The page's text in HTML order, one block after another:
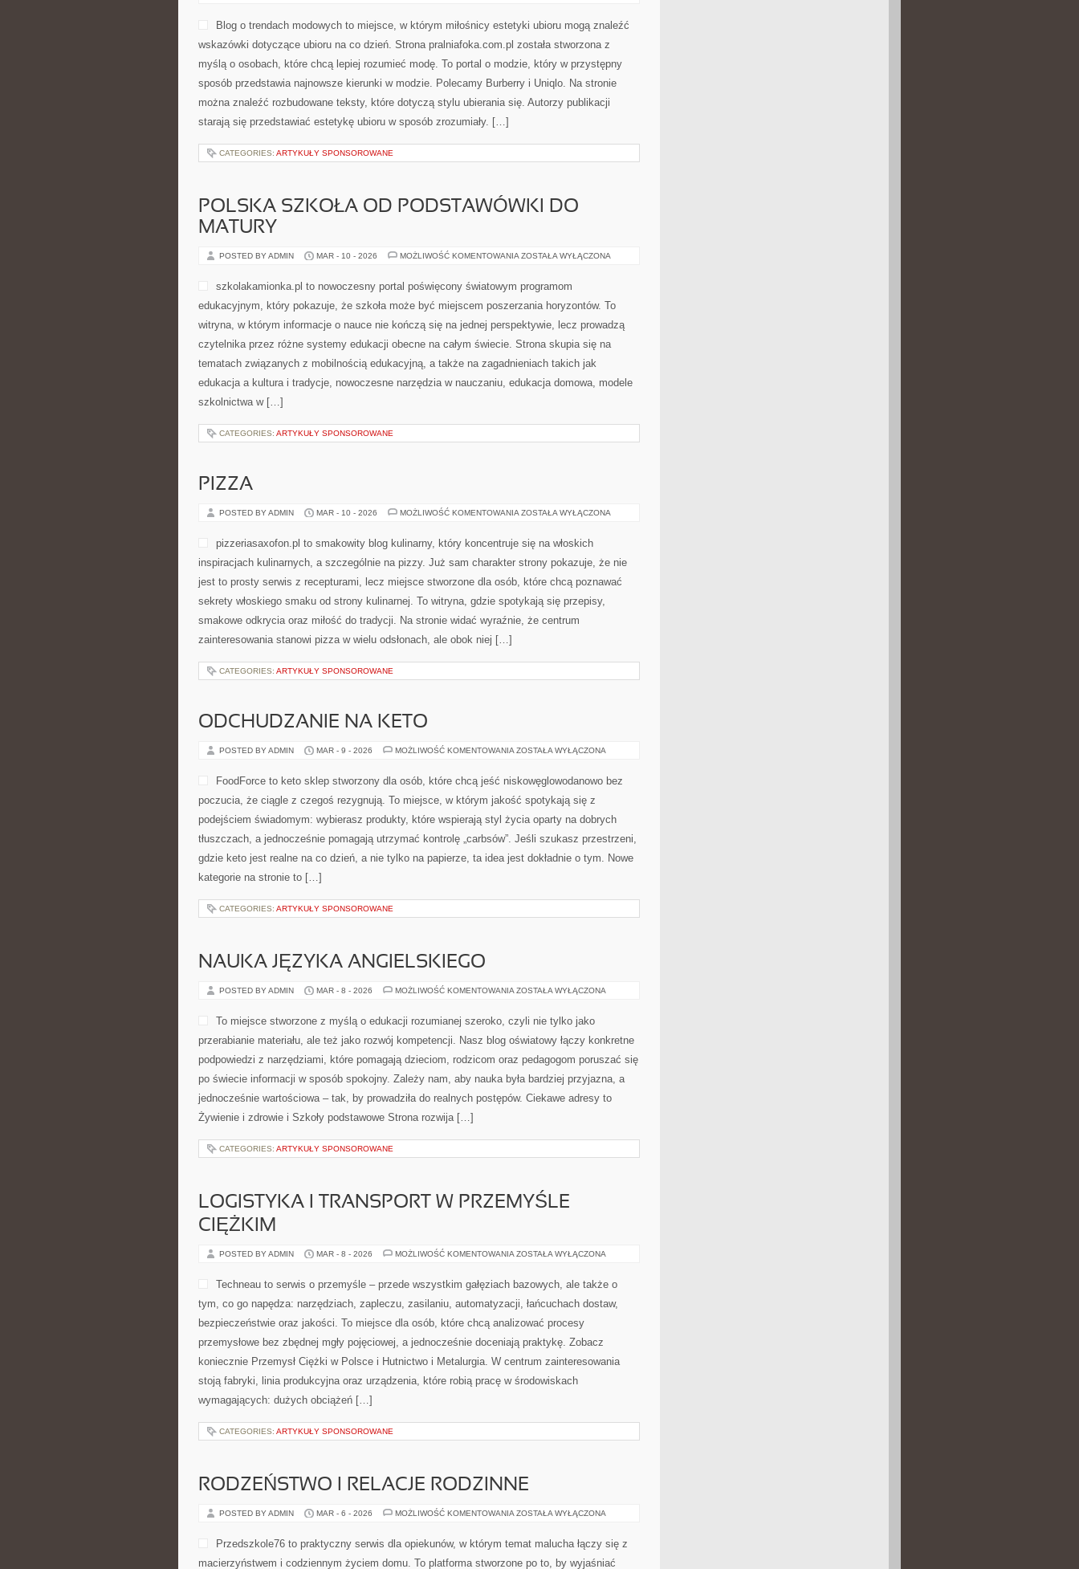
Blog o trendach modowych to miejsce, w którym miłośnicy estetyki ubioru mogą znaleźć
wskazówki dotyczące ubioru na co dzień. Strona pralniafoka.com.pl została stworzona z
myślą o osobach, które chcą lepiej rozumieć modę. To portal o modzie, który w przystępny
sposób przedstawia najnowsze kierunki w modzie. Polecamy Burberry i Uniqlo. Na stronie
można znaleźć rozbudowane teksty, które dotyczą stylu ubierania się. Autorzy publikacji
starają się przedstawiać estetykę ubioru w sposób zrozumiały. […]
CATEGORIES: ARTYKUŁY SPONSOROWANE
POLSKA SZKOŁA OD PODSTAWÓWKI DO
MATURY
POSTED BY ADMIN MAR - 10 - 2026 MOŻLIWOŚĆ KOMENTOWANIA POLSKA
DO
ZOSTAŁA WYŁĄCZONA
szkolakamionka.pl to nowoczesny portal poświęcony światowym programom
edukacyjnym, który pokazuje, że szkoła może być miejscem poszerzania horyzontów. To
witryna, w którym informacje o nauce nie kończą się na jednej perspektywie, lecz prowadzą
czytelnika przez różne systemy edukacji obecne na całym świecie. Strona skupia się na
tematach związanych z mobilnością edukacyjną, a także na zagadnieniach takich jak
edukacja a kultura i tradycje, nowoczesne narzędzia w nauczaniu, edukacja domowa, modele
szkolnictwa w […]
CATEGORIES: ARTYKUŁY SPONSOROWANE
PIZZA
POSTED BY ADMIN MAR - 10 - 2026 MOŻLIWOŚĆ KOMENTOWANIA PIZZA
ZOSTAŁA WYŁĄCZONA
pizzeriasaxofon.pl to smakowity blog kulinarny, który koncentruje się na włoskich
inspiracjach kulinarnych, a szczególnie na pizzy. Już sam charakter strony pokazuje, że nie
jest to prosty serwis z recepturami, lecz miejsce stworzone dla osób, które chcą poznawać
sekrety włoskiego smaku od strony kulinarnej. To witryna, gdzie spotykają się przepisy,
smakowe odkrycia oraz miłość do tradycji. Na stronie widać wyraźnie, że centrum
zainteresowania stanowi pizza w wielu odsłonach, ale obok niej […]
CATEGORIES: ARTYKUŁY SPONSOROWANE
ODCHUDZANIE NA KETO
POSTED BY ADMIN MAR - 9 - 2026 MOŻLIWOŚĆ KOMENTOWANIA ODCHUDZANIE
ZOSTAŁA WYŁĄCZONA
FoodForce to keto sklep stworzony dla osób, które chcą jeść niskowęglowodanowo bez
poczucia, że ciągle z czegoś rezygnują. To miejsce, w którym jakość spotykają się z
podejściem świadomym: wybierasz produkty, które wspierają styl życia oparty na dobrych
tłuszczach, a jednocześnie pomagają utrzymać kontrolę „carbsów”. Jeśli szukasz przestrzeni,
gdzie keto jest realne na co dzień, a nie tylko na papierze, ta idea jest dokładnie o tym. Nowe
kategorie na stronie to […]
CATEGORIES: ARTYKUŁY SPONSOROWANE
NAUKA JĘZYKA ANGIELSKIEGO
POSTED BY ADMIN MAR - 8 - 2026 MOŻLIWOŚĆ KOMENTOWANIA NAUKA
ZOSTAŁA WYŁĄCZONA
To miejsce stworzone z myślą o edukacji rozumianej szeroko, czyli nie tylko jako
przerabianie materiału, ale też jako rozwój kompetencji. Nasz blog oświatowy łączy konkretne
podpowiedzi z narzędziami, które pomagają dzieciom, rodzicom oraz pedagogom poruszać się
po świecie informacji w sposób spokojny. Zależy nam, aby nauka była bardziej przyjazna, a
jednocześnie wartościowa – tak, by prowadziła do realnych postępów. Ciekawe adresy to
Żywienie i zdrowie i Szkoły podstawowe Strona rozwija […]
CATEGORIES: ARTYKUŁY SPONSOROWANE
LOGISTYKA I TRANSPORT W PRZEMYŚLE
CIĘŻKIM
POSTED BY ADMIN MAR - 8 - 2026 MOŻLIWOŚĆ KOMENTOWANIA LOGISTYKA
PRZEMYŚLE
ZOSTAŁA WYŁĄCZONA
Techneau to serwis o przemyśle – przede wszystkim gałęziach bazowych, ale także o
tym, co go napędza: narzędziach, zapleczu, zasilaniu, automatyzacji, łańcuchach dostaw,
bezpieczeństwie oraz jakości. To miejsce dla osób, które chcą analizować procesy
przemysłowe bez zbędnej mgły pojęciowej, a jednocześnie doceniają praktykę. Zobacz
koniecznie Przemysł Ciężki w Polsce i Hutnictwo i Metalurgia. W centrum zainteresowania
stoją fabryki, linia produkcyjna oraz urządzenia, które robią pracę w środowiskach
wymagających: dużych obciążeń […]
CATEGORIES: ARTYKUŁY SPONSOROWANE
RODZEŃSTWO I RELACJE RODZINNE
POSTED BY ADMIN MAR - 6 - 2026 MOŻLIWOŚĆ KOMENTOWANIA RODZEŃSTWO
RODZINNE
ZOSTAŁA WYŁĄCZONA
Przedszkole76 to praktyczny serwis dla opiekunów, w którym temat malucha łączy się z
macierzyństwem i codziennym życiem domu. To platforma stworzone po to, by wyjaśniać